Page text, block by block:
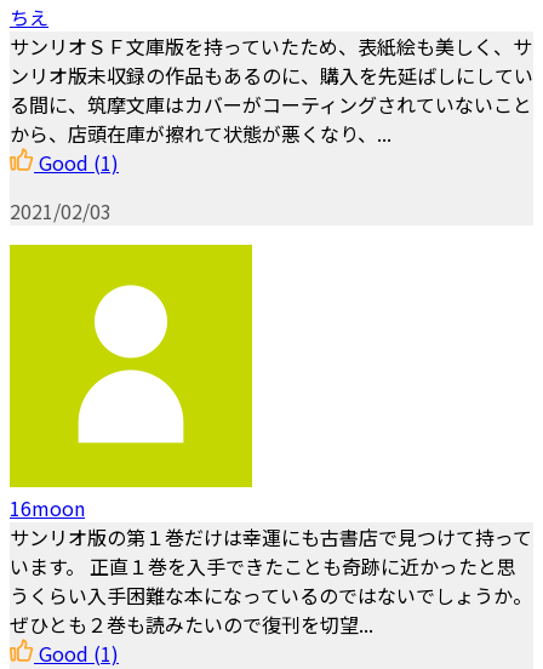
ちえ
サンリオＳＦ文庫版を持っていたため、表紙絵も美しく、サ
ンリオ版未収録の作品もあるのに、購入を先延ばしにしてい
る間に、筑摩文庫はカバーがコーティングされていないこと
から、店頭在庫が擦れて状態が悪くなり、...
Good (1)
2021/02/03
16moon
サンリオ版の第１巻だけは幸運にも古書店で見つけて持って
います。 正直１巻を入手できたことも奇跡に近かったと思
うくらい入手困難な本になっているのではないでしょうか。
ぜひとも２巻も読みたいので復刊を切望...
Good (1)